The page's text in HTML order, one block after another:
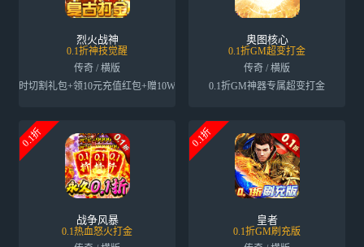
烈火战神
0.1折神技觉醒
传奇 / 横版
送限时切割礼包+领10元充值红包+赠10W绑金
奥图核心
0.1折GM超变打金
传奇 / 横版
0.1折GM神器专属超变打金
0.1折
战争风暴
0.1热血怒火打金
0.1折
皇者
0.1折GM刷充版